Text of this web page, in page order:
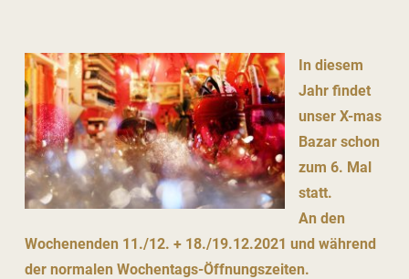
In diesem
Jahr findet
unser X-mas
Bazar schon
zum 6. Mal
statt.
An den
Wochenenden 11./12. + 18./19.12.2021 und während
der normalen Wochentags-Öffnungszeiten.